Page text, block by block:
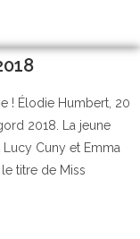
! Élodie Humbert, 20
2018. La jeune
Cuny et Emma
titre de Miss